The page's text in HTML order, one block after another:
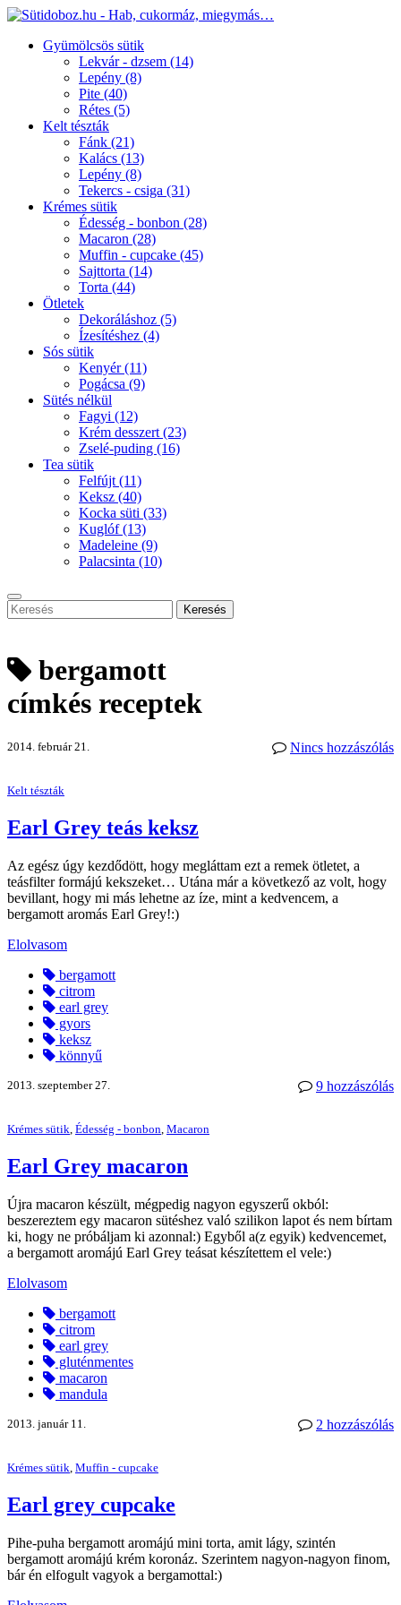
Gyümölcsös sütik
Lekvár - dzsem (14)
Lepény (8)
Pite (40)
Rétes (5)
Kelt tészták
Fánk (21)
Kalács (13)
Lepény (8)
Tekercs - csiga (31)
Krémes sütik
Édesség - bonbon (28)
Macaron (28)
Muffin - cupcake (45)
Sajttorta (14)
Torta (44)
Ötletek
Dekoráláshoz (5)
Ízesítéshez (4)
Sós sütik
Kenyér(11)
Pogácsa (9)
Sütés nélkül
Fagyi (12)
Krém desszert (23)
Zselé-puding (16)
Tea sütik
Felfújt (11)
Keksz (40)
Kocka süti (33)
Kuglóf(13)
Madeleine (9)
Palacsinta (10)
Keresés
bergamott
címkés receptek
Nincs hozzászólás
2014. február 21.
Kelt tészták
Earl Grey teás keksz
Az egész úgy kezdődött, hogy megláttam ezt a remek ötletet, a
teásfilter formájú kekszeket… Utána már a következő az volt, hogy
bevillant, hogy mi más lehetne az íze, mint a kedvencem, a
bergamott aromás Earl Grey!:)
Elolvasom
bergamott
citrom
earl grey
gyors
keksz
könnyű
9 hozzászólás
2013. szeptember 27.
Krémes sütik, Édesség - bonbon, Macaron
Earl Grey macaron
Újra macaron készült, mégpedig nagyon egyszerű okból:
beszereztem egy macaron sütéshez való szilikon lapot és nem bírtam
ki, hogy ne próbáljam ki azonnal:) Egyből a(z egyik) kedvencemet,
a bergamott aromájú Earl Grey teásat készítettem el vele:)
Elolvasom
bergamott
citrom
earl grey
gluténmentes
macaron
mandula
2 hozzászólás
2013. január 11.
Krémes sütik, Muffin - cupcake
Earl grey cupcake
Pihe-puha bergamott aromájú mini torta, amit lágy, szintén
bergamott aromájú krém koronáz. Szerintem nagyon-nagyon finom,
bár én elfogult vagyok a bergamottal:)